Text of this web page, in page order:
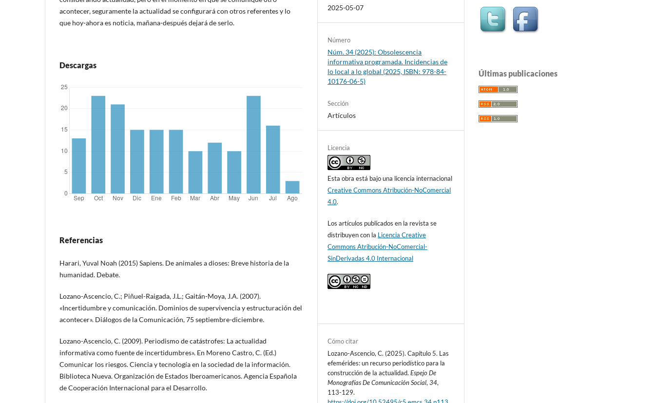
acontecer, seguramente la actualidad se configurará con otros referentes y lo
que hoy-ahora es noticia, mañana-después dejará de serlo.
Descargas
Referencias
Harari, Yuval Noah (2015) Sapiens. De animales a dioses: Breve historia de la
humanidad. Debate.
Lozano-Ascencio, C.; Piñuel-Raigada, J.L.; Gaitán-Moya, J.A. (2007).
«Incertidumbre y comunicación. Dominios de supervivencia y estructuración del
acontecer». Diálogos de la Comunicación, 75 septiembre-diciembre.
Lozano-Ascencio, C. (2009). Periodismo de catástrofes: La actualidad
informativa como fuente de incertidumbres». En Moreno Castro, C. (Ed.)
Comunicar los riesgos. Ciencia y tecnología en la sociedad de la información.
Biblioteca Nueva. Organización de Estados Iberoamericanos. Agencia Española
de Cooperación Internacional para el Desarrollo.
2025-05-07
Número
Núm. 34 (2025): Obsolescencia
informativa programada. Incidencias de
lo local a lo global (2025, ISBN: 978-84-
10176-06-5)
Sección
Artículos
Licencia
Esta obra está bajo una licencia internacional
Creative Commons Atribución-NoComercial
4.0.
Los artículos publicados en la revista se
distribuyen con la Licencia Creative
Commons Atribución-NoComercial-
SinDerivadas 4.0 Internacional
Cómo citar
Lozano-Ascencio, C. (2025). Capítulo 5. Las
efemérides: un recurso periodístico para la
construcción de la actualidad.Espejo De
Monografías De Comunicación Social,34,
113-129.
Últimas publicaciones